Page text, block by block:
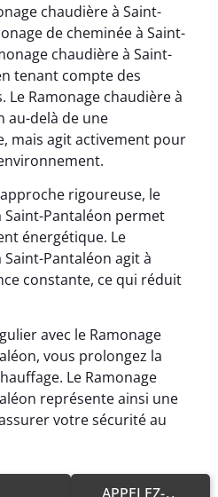
chaudière à Saint-
de cheminée à Saint-
chaudière à Saint-
tenant compte des
Ramonage chaudière à
au-delà de une
mais agit activement pour
rigoureuse, le
Saint-Pantaléon permet
énergétique. Le
Pantaléon agit à
constante, ce qui réduit
avec le Ramonage
vous prolongez la
Le Ramonage
représente ainsi une
votre sécurité au